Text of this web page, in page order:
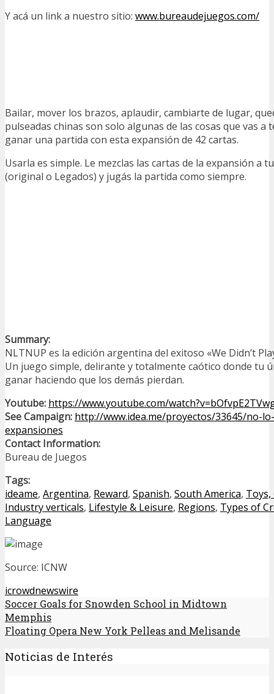
Y acá un link a nuestro sitio: www.bureaudejuegos.com/
Bailar, mover los brazos, aplaudir, cambiarte de lugar,
pulseadas chinas son solo algunas de las cosas que vas a
ganar una partida con esta expansión de 42 cartas.
Usarla es simple. Le mezclas las cartas de la expansión a
(original o Legados) y jugás la partida como siempre.
Summary:
NLTNUP es la edición argentina del exitoso «We Didn’t
Un juego simple, delirante y totalmente caótico donde tu
ganar haciendo que los demás pierdan.
Youtube: https://www.youtube.com/
See Campaign: http://www.idea.me/proyectos/33645/no-
expansiones
Contact Information:
Bureau de Juegos
Tags:
ideame, Argentina, Reward, Spanish, South America, Toys,
Industry verticals, Lifestyle & Leisure, Regions, Types of
Language
Source: ICNW
icrowdnewswire
Soccer Goals for Snowden School in Midtown
Memphis
Floating Opera New York Pelleas and Melisande
Noticias de Interés